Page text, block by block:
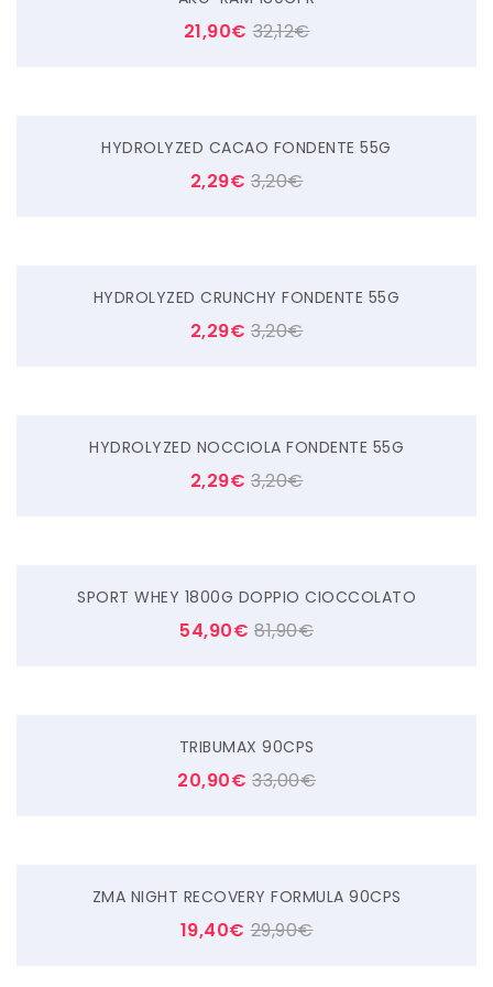
21,90€ 32,12€
HYDROLYZED CACAO FONDENTE 55G
2,29€ 3,20€
HYDROLYZED CRUNCHY FONDENTE 55G
2,29€ 3,20€
HYDROLYZED NOCCIOLA FONDENTE 55G
2,29€ 3,20€
SPORT WHEY 1800G DOPPIO CIOCCOLATO
54,90€ 81,90€
TRIBUMAX 90CPS
20,90€ 33,00€
ZMA NIGHT RECOVERY FORMULA 90CPS
19,40€ 29,90€